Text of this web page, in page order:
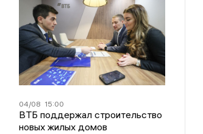
04/08 15:00
ВТБ поддержал строительство
новых жилых домов